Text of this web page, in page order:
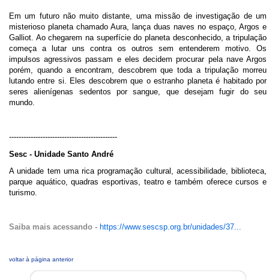
Em um futuro não muito distante, uma missão de investigação de um
misterioso planeta chamado Aura, lança duas naves no espaço, Argos e
Galliot. Ao chegarem na superfície do planeta desconhecido, a tripulação
começa a lutar uns contra os outros sem entenderem motivo. Os
impulsos agressivos passam e eles decidem procurar pela nave Argos
porém, quando a encontram, descobrem que toda a tripulação morreu
lutando entre si. Eles descobrem que o estranho planeta é habitado por
seres alienígenas sedentos por sangue, que desejam fugir do seu
mundo.
---------------------------------------------
Sesc - Unidade Santo André
A unidade tem uma rica programação cultural, acessibilidade, biblioteca,
parque aquático, quadras esportivas, teatro e também oferece cursos e
turismo.
Saiba mais acessando - https://www.sescsp.org.br/unidades/37...
voltar à página anterior